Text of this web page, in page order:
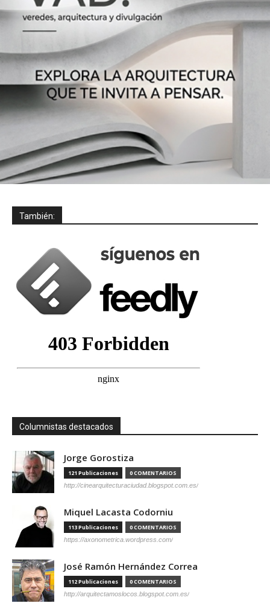
También:
Columnistas destacados
Jorge Gorostiza
121 Publicaciones 0 COMENTARIOS
http://cinearquitecturaciudad.blogspot.com.es/
Miquel Lacasta Codorniu
113 Publicaciones 0 COMENTARIOS
https://axonometrica.wordpress.com/
José Ramón Hernández Correa
112 Publicaciones 0 COMENTARIOS
http://arquitectamoslocos.blogspot.com.es/